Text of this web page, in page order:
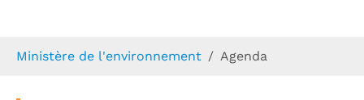
Ministère de l'environnement Agenda